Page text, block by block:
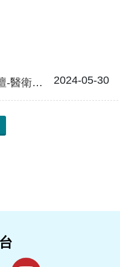
國際慈善醫療 2024-05-30